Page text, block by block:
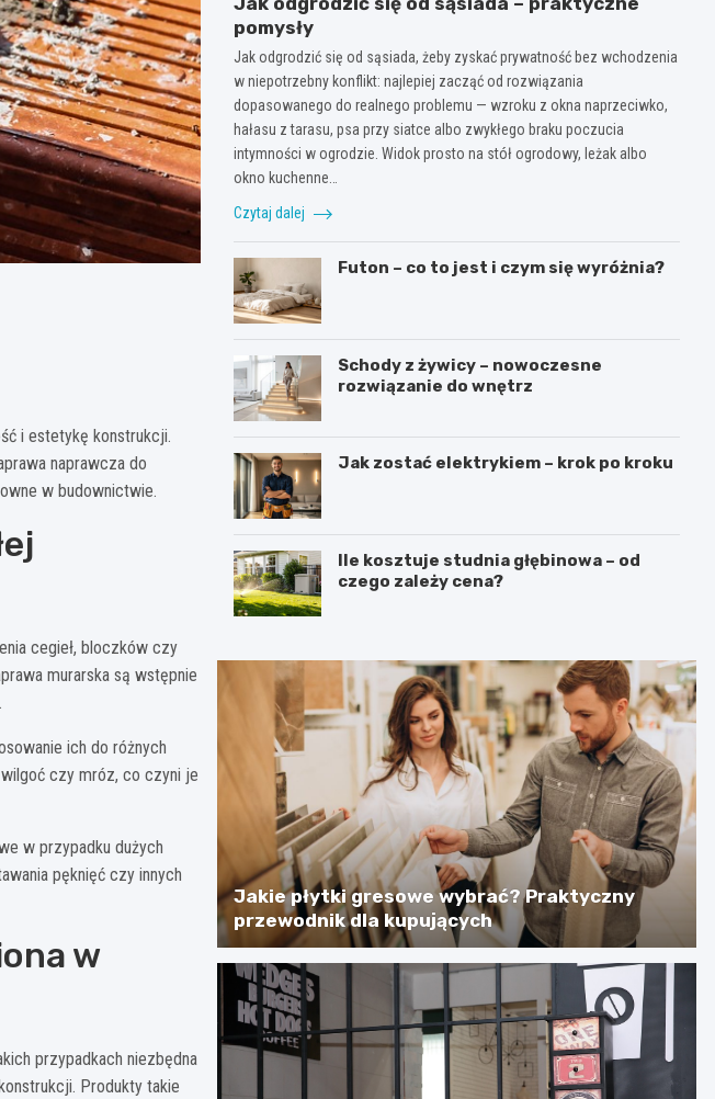
i estetykę konstrukcji.
naprawcza do
w budownictwie.
cegieł, bloczków czy
murarska są wstępnie
ich do różnych
czy mróz, co czyni je
w przypadku dużych
pęknięć czy innych
w
przypadkach niezbędna
Produkty takie
pomysły
Jak odgrodzić się od sąsiada, żeby zyskać prywatność bez wchodzenia
w niepotrzebny konflikt: najlepiej zacząć od rozwiązania
dopasowanego do realnego problemu — wzroku z okna naprzeciwko,
hałasu z tarasu, psa przy siatce albo zwykłego braku poczucia
intymności w ogrodzie. Widok prosto na stół ogrodowy, leżak albo
okno kuchenne…
Czytaj dalej
Futon – co to jest i czym się wyróżnia?
Schody z żywicy – nowoczesne
rozwiązanie do wnętrz
Jak zostać elektrykiem – krok po kroku
Ile kosztuje studnia głębinowa – od
czego zależy cena?
Jakie płytki gresowe wybrać? Praktyczny
przewodnik dla kupujących